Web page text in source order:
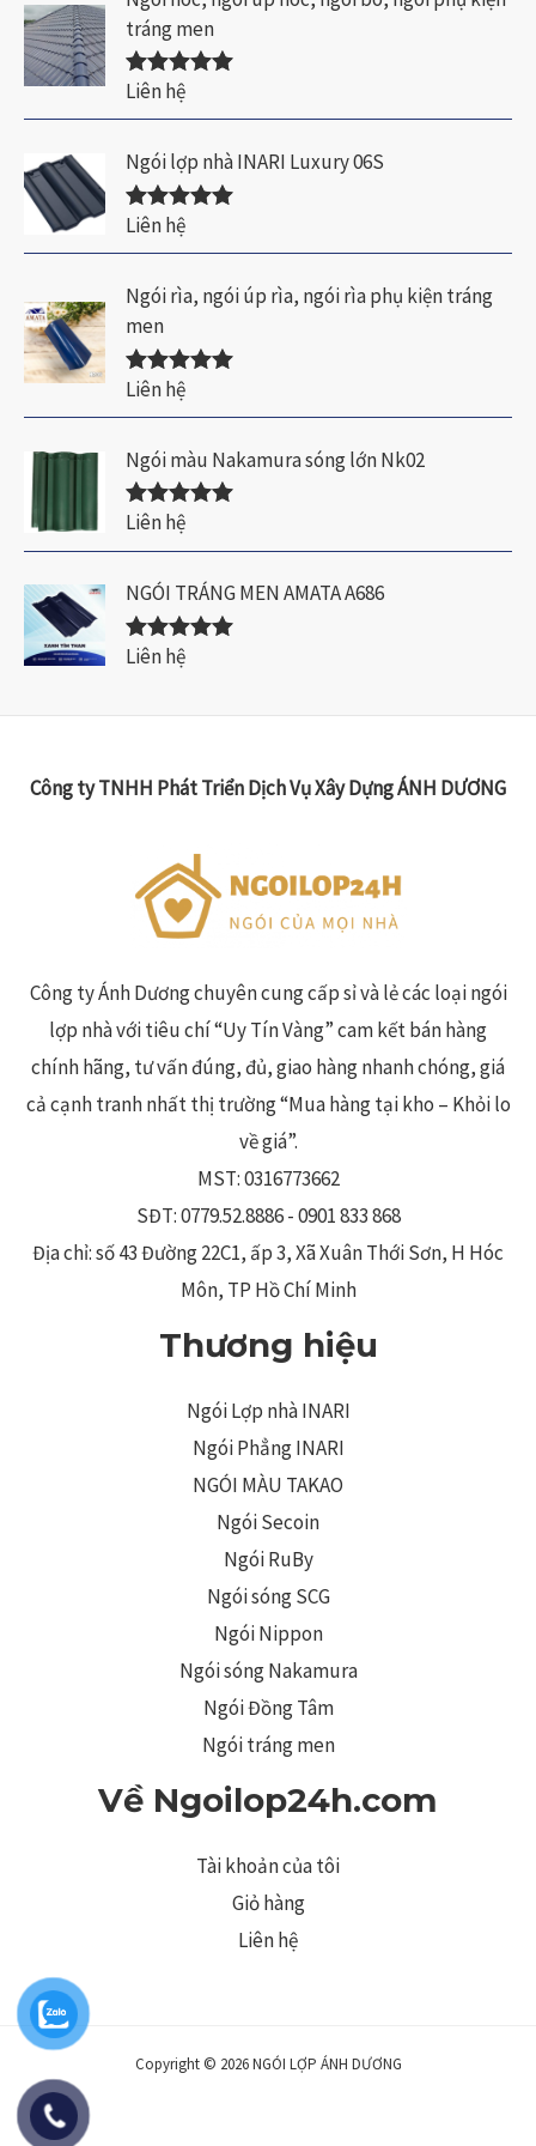
tráng men
Được xếp
Liên hệ
Ngói lợp nhà INARI Luxury 06S
Được xếp
Liên hệ
Ngói rìa, ngói úp rìa, ngói rìa phụ kiện tráng
men
Được xếp
Liên hệ
Ngói màu Nakamura sóng lớn Nk02
Được xếp
Liên hệ
NGÓI TRÁNG MEN AMATA A686
Được xếp
Liên hệ
Công ty TNHH Phát Triển Dịch Vụ Xây Dựng ÁNH DƯƠNG
Công ty Ánh Dương chuyên cung cấp sỉ và lẻ các loại ngói
lợp nhà với tiêu chí “Uy Tín Vàng” cam kết bán hàng
chính hãng, tư vấn đúng, đủ, giao hàng nhanh chóng, giá
cả cạnh tranh nhất thị trường “Mua hàng tại kho – Khỏi lo
về giá”.
MST: 0316773662
SĐT: 0779.52.8886 - 0901 833 868
Địa chỉ: số 43 Đường 22C1, ấp 3, Xã Xuân Thới Sơn, H Hóc
Môn, TP Hồ Chí Minh
Thương hiệu
Ngói Lợp nhà INARI
Ngói Phẳng INARI
NGÓI MÀU TAKAO
Ngói Secoin
Ngói RuBy
Ngói sóng SCG
Ngói Nippon
Ngói sóng Nakamura
Ngói Đồng Tâm
Ngói tráng men
Về Ngoilop24h.com
Tài khoản của tôi
Giỏ hàng
Liên hệ
Copyright © 2026 NGÓI LỢP ÁNH DƯƠNG